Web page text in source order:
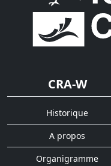
CRA-W
Historique
A propos
Organigramme